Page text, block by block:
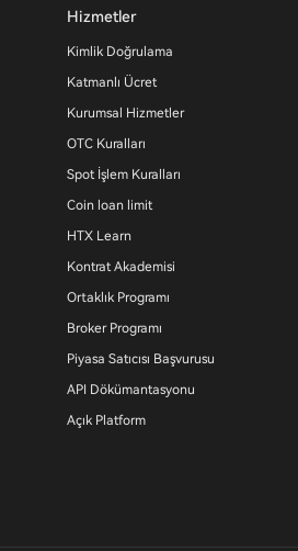
Hizmetler
Kimlik Doğrulama
Katmanlı Ücret
Kurumsal Hizmetler
OTC Kuralları
Spot İşlem Kuralları
Coin loan limit
HTX Learn
Kontrat Akademisi
Ortaklık Programı
Broker Programı
Piyasa Satıcısı Başvurusu
API Dökümantasyonu
Açık Platform